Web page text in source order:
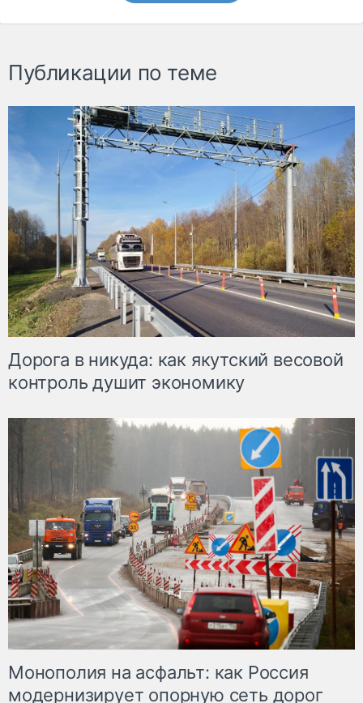
Публикации по теме
Дорога в никуда: как якутский весовой
контроль душит экономику
Монополия на асфальт: как Россия
модернизирует опорную сеть дорог